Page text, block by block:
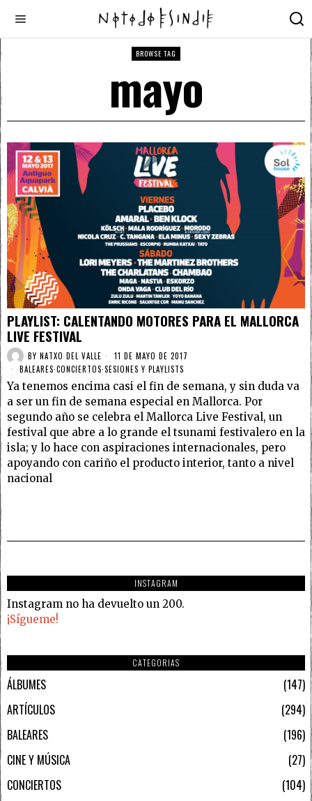
BROWSE TAG
mayo
PLAYLIST: CALENTANDO MOTORES PARA EL MALLORCA
LIVE FESTIVAL
BY NATXO DEL VALLE
11 DE MAYO DE 2017
BALEARES·CONCIERTOS·SESIONES Y PLAYLISTS
Ya tenemos encima casi el fin de semana, y sin duda va
a ser un fin de semana especial en Mallorca. Por
segundo año se celebra el Mallorca Live Festival, un
festival que abre a lo grande el tsunami festivalero en la
isla; y lo hace con aspiraciones internacionales, pero
apoyando con cariño el producto interior, tanto a nivel
nacional
INSTAGRAM
Instagram no ha devuelto un 200.
¡Sígueme!
CATEGORIAS
ÁLBUMES
147
ARTÍCULOS
294
BALEARES
196
CINE Y MÚSICA
27
CONCIERTOS
104